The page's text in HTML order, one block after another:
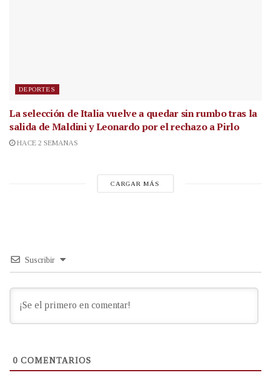
DEPORTES
La selección de Italia vuelve a quedar sin rumbo tras la
salida de Maldini y Leonardo por el rechazo a Pirlo
HACE 2 SEMANAS
CARGAR MÁS
Suscribir
0 COMENTARIOS